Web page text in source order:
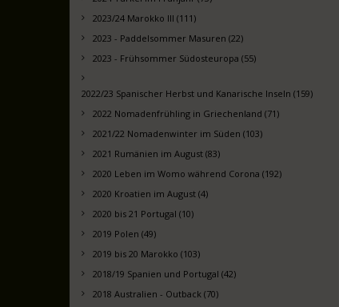
2023/24 Marokko III (111)
2023 - Paddelsommer Masuren (22)
2023 - Frühsommer Südosteuropa (55)
2022/23 Spanischer Herbst und Kanarische Inseln (159)
2022 Nomadenfrühling in Griechenland (71)
2021/22 Nomadenwinter im Süden (103)
2021 Rumänien im August (83)
2020 Leben im Womo während Corona (192)
2020 Kroatien im August (4)
2020 bis 21 Portugal (10)
2019 Polen (49)
2019 bis 20 Marokko (103)
2018/19 Spanien und Portugal (42)
2018 Australien - Outback (70)